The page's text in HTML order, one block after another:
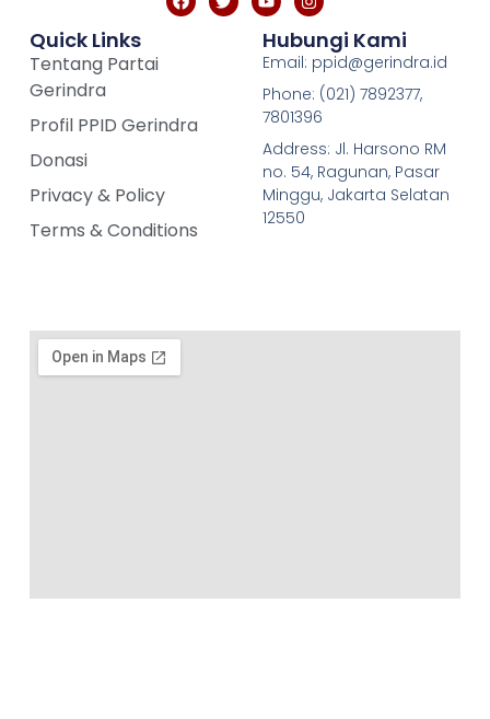
Quick Links
Tentang Partai
Gerindra
Profil PPID Gerindra
Donasi
Privacy & Policy
Terms & Conditions
Hubungi Kami
Email: ppid@gerindra.id
Phone: (021) 7892377,
7801396
Address: Jl. Harsono RM
no. 54, Ragunan, Pasar
Minggu, Jakarta Selatan
12550